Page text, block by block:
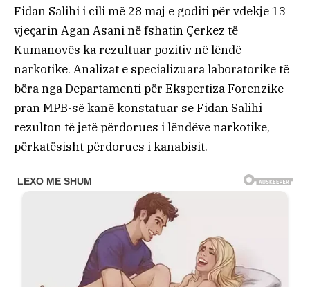
Fidan Salihi i cili më 28 maj e goditi për vdekje 13
vjeçarin Agan Asani në fshatin Çerkez të
Kumanovës ka rezultuar pozitiv në lëndë
narkotike. Analizat e specializuara laboratorike të
bëra nga Departamenti për Ekspertiza Forenzike
pran MPB-së kanë konstatuar se Fidan Salihi
rezulton të jetë përdorues i lëndëve narkotike,
përkatësisht përdorues i kanabisit.